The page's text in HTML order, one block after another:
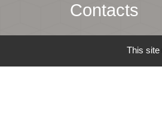
Contacts
42 rue de laThis site